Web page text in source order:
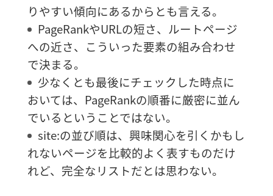
りやすい傾向にあるからとも言える。
PageRankやURLの短さ、ルートページ
への近さ、こういった要素の組み合わせ
で決まる。
少なくとも最後にチェックした時点に
おいては、PageRankの順番に厳密に並ん
でいるということではない。
site:の並び順は、興味関心を引くかもし
れないページを比較的よく表すものだけ
れど、完全なリストだとは思わない。